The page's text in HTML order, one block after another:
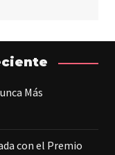
Más
con el Premio